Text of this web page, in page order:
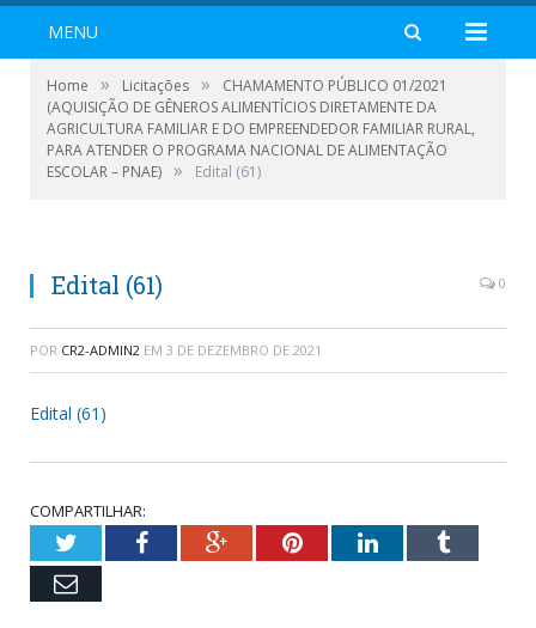
MENU
Home » Licitações »
CHAMAMENTO PÚBLICO 01/2021
(AQUISIÇÃO DE GÊNEROS ALIMENTÍCIOS DIRETAMENTE DA
AGRICULTURA FAMILIAR E DO EMPREENDEDOR FAMILIAR RURAL,
PARA ATENDER O PROGRAMA NACIONAL DE ALIMENTAÇÃO
ESCOLAR – PNAE) » Edital (61)
Edital (61) 0
POR CR2-ADMIN2 EM 3 DE DEZEMBRO DE 2021
Edital (61)
COMPARTILHAR:
TwitterFacebookGoogle+PinterestLinkedInTumblr
Email